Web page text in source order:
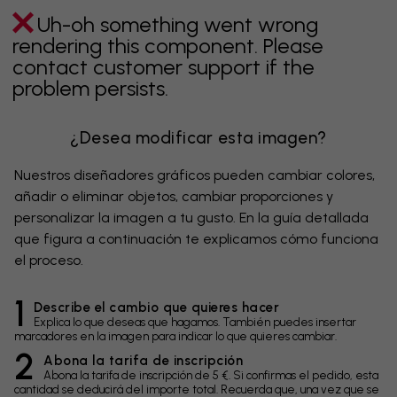
Uh-oh something went wrong
rendering this component. Please
contact customer support if the
problem persists.
¿Desea modificar esta imagen?
Nuestros diseñadores gráficos pueden cambiar colores,
añadir o eliminar objetos, cambiar proporciones y
personalizar la imagen a tu gusto. En la guía detallada
que figura a continuación te explicamos cómo funciona
el proceso.
1 Describe el cambio que quieres hacer
Explica lo que deseas que hagamos. También puedes insertar
marcadores en la imagen para indicar lo que quieres cambiar.
2 Abona la tarifa de inscripción
Abona la tarifa de inscripción de 5 €. Si confirmas el pedido, esta
cantidad se deducirá del importe total. Recuerda que, una vez que se